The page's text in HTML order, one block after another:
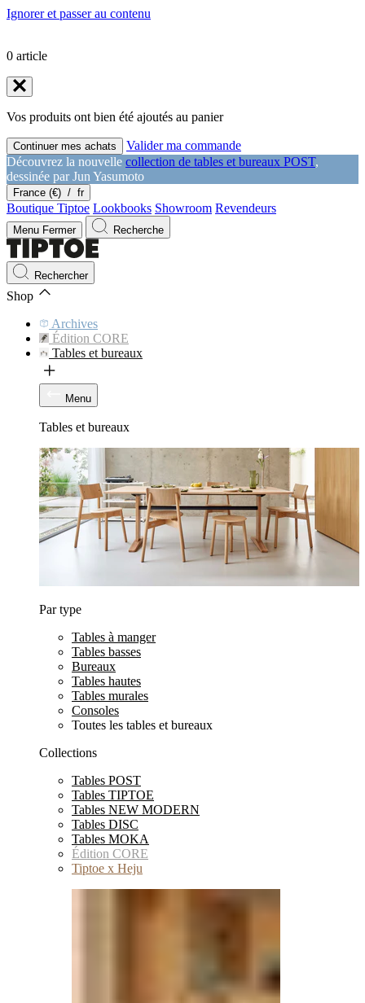
Ignorer et passer au contenu
0 article
Vos produits ont bien été ajoutés au panier
Continuer mes achats
Valider ma commande
Découvrez la nouvelle collection de tables et bureaux POST,
dessinée par Jun Yasumoto
France (€) / fr
Boutique Tiptoe Lookbooks Showroom Revendeurs
Menu Fermer Recherche
Rechercher
Shop
Archives
Édition CORE
Tables et bureaux
Menu
Tables et bureaux
Par type
Tables à manger
Tables basses
Bureaux
Tables hautes
Tables murales
Consoles
Toutes les tables et bureaux
Collections
Tables POST
Tables TIPTOE
Tables NEW MODERN
Tables DISC
Tables MOKA
Édition CORE
Tiptoe x Heju